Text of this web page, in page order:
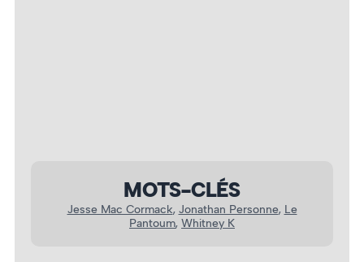
MOTS-CLÉS
Jesse Mac Cormack, Jonathan Personne, Le
Pantoum, Whitney K